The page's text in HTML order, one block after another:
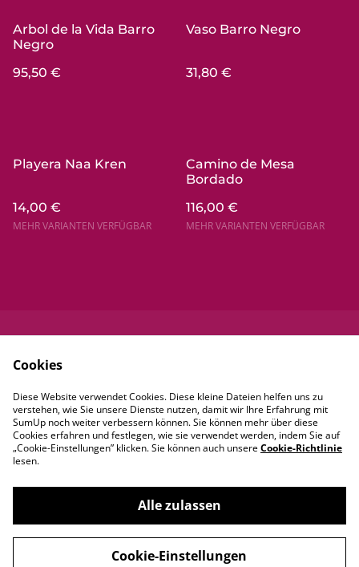
Arbol de la Vida Barro
Negro
95,50 €
Vaso Barro Negro
31,80 €
Playera Naa Kren
14,00 €
MEHR VARIANTEN VERFÜGBAR
Camino de Mesa
Bordado
116,00 €
MEHR VARIANTEN VERFÜGBAR
mungen von
SumUp
©2026Mexxica
Cookies
Diese Website verwendet Cookies. Diese kleine Dateien helfen uns zu
verstehen, wie Sie unsere Dienste nutzen, damit wir Ihre Erfahrung mit
SumUp noch weiter verbessern können. Sie können mehr über diese
Cookies erfahren und festlegen, wie sie verwendet werden, indem Sie auf
„Cookie-Einstellungen” klicken. Sie können auch unsereCookie-Richtlinie
lesen.
Alle zulassen
Cookie-Einstellungen